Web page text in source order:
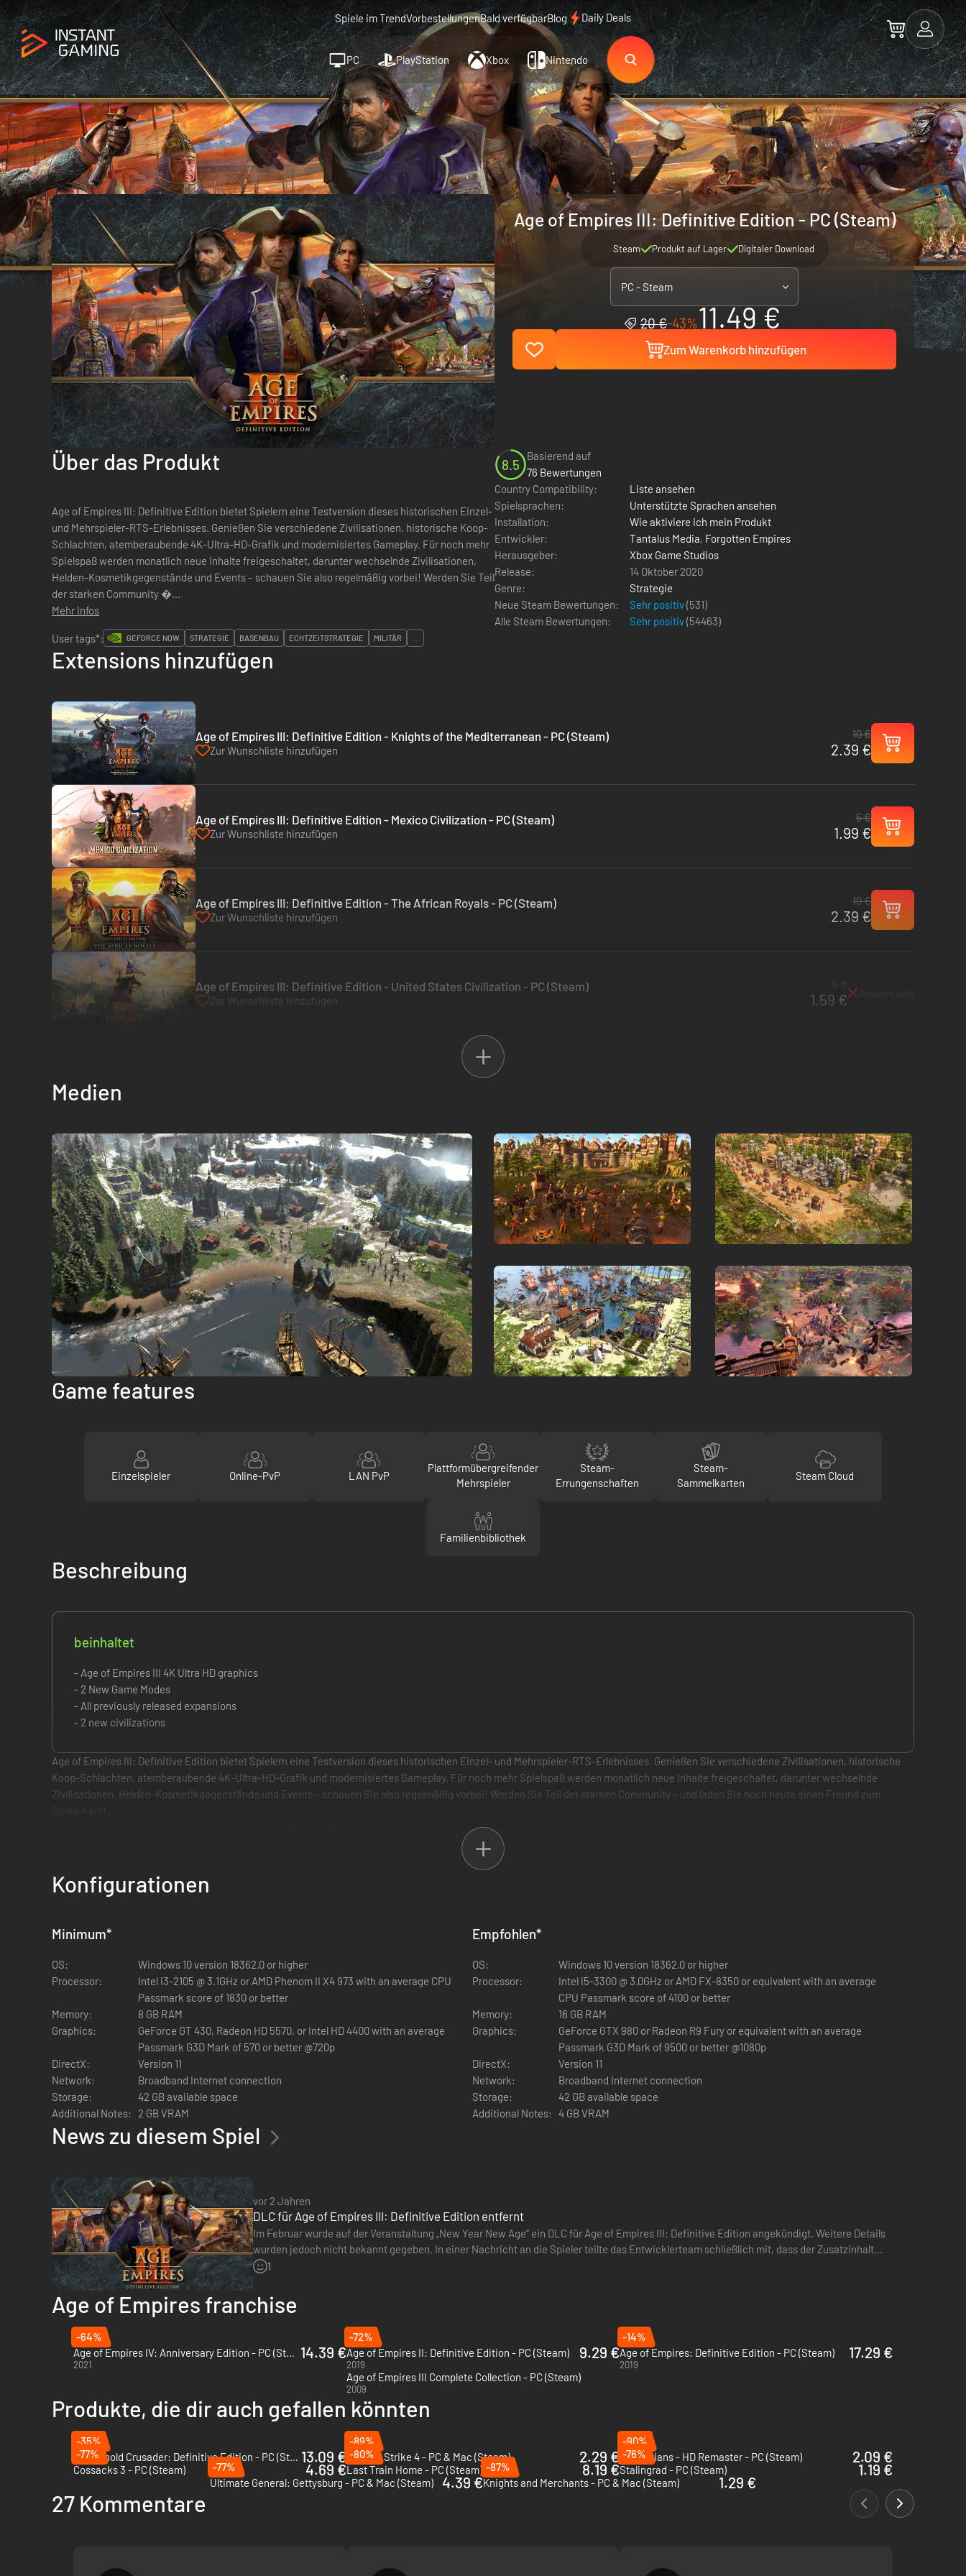
Spiele im TrendVorbestellungenBald verfügbarBlog Daily Deals
PC PlayStation Xbox Nintendo
Age of Empires III: Definitive Edition - PC (Steam)
Steam Produkt auf Lager Digitaler Download
PC - Steam
20 €-43%11.49 €
Zum Warenkorb hinzufügen
Über das Produkt
Age of Empires III: Definitive Edition bietet Spielern eine Testversion dieses historischen Einzel-
und Mehrspieler-RTS-Erlebnisses. Genießen Sie verschiedene Zivilisationen, historische Koop-
Schlachten, atemberaubende 4K-Ultra-HD-Grafik und modernisiertes Gameplay. Für noch mehr
Spielspaß werden monatlich neue Inhalte freigeschaltet, darunter wechselnde Zivilisationen,
Helden-Kosmetikgegenstände und Events – schauen Sie also regelmäßig vorbei! Werden Sie Teil
der starken Community �...
Mehr Infos
8.5
Basierend auf
76 Bewertungen
Country Compatibility:
Liste ansehen
Spielsprachen:
Unterstützte Sprachen ansehen
Installation:
Wie aktiviere ich mein Produkt
Entwickler:
Tantalus Media, Forgotten Empires
Herausgeber:
Xbox Game Studios
Release:
14 Oktober 2020
Genre:
Strategie
Neue Steam Bewertungen:
Sehr positiv(531)
Alle Steam Bewertungen:
Sehr positiv(54463)
User tags*:
GEFORCE NOW STRATEGIE BASENBAU ECHTZEITSTRATEGIE MILITÄR ...
Extensions hinzufügen
Age of Empires III: Definitive Edition - Knights of the Mediterranean - PC (Steam)
Zur Wunschliste hinzufügen
10 €
2.39 €
Age of Empires III: Definitive Edition - Mexico Civilization - PC (Steam)
Zur Wunschliste hinzufügen
5 €
1.99 €
Age of Empires III: Definitive Edition - The African Royals - PC (Steam)
Zur Wunschliste hinzufügen
10 €
2.39 €
Age of Empires III: Definitive Edition - United States Civilization - PC (Steam)
Zur Wunschliste hinzufügen 1.59 €
Medien
Game features
Einzelspieler Online-PvP LAN PvP
Plattformübergreifender
Mehrspieler
Steam-
Errungenschaften
Steam-
Sammelkarten
Steam Cloud
Familienbibliothek
Beschreibung
beinhaltet
- Age of Empires III 4K Ultra HD graphics
- 2 New Game Modes
- All previously released expansions
- 2 new civilizations
Age of Empires III: Definitive Edition bietet Spielern eine Testversion dieses historischen Einzel- und Mehrspieler-RTS-Erlebnisses. Genießen Sie verschiedene Zivilisationen, historische
Koop-Schlachten, atemberaubende 4K-Ultra-HD-Grafik und modernisiertes Gameplay. Für noch mehr Spielspaß werden monatlich neue Inhalte freigeschaltet, darunter wechselnde
Zivilisationen, Helden-Kosmetikgegenstände und Events – schauen Sie also regelmäßig vorbei! Werden Sie Teil der starken Community – und laden Sie noch heute einen Freund zum
*Hinweis: Um alle Funktionen des Spiels freizuschalten, werfen Sie einen Blick auf das ''vollständige Spiel''.
Age of Empires III: Definitive Edition vollendet die Feier einer der beliebtesten Echtzeit-Strategie-Spielereihen in definitiver Form mit verbesserten Features und modernisiertem Gameplay.
Befehligen Sie mächtige Zivilisationen in ganz Europa und Amerika oder begeben Sie sich auf die Schlachtfelder Asiens in atemberaubender 4K-Ultra-HD-Grafik und mit einem vollständig
Die Testversion bietet Zugriff auf eine rotierende Liste der 16 Zivilisationen des Basisspiels, die Sie sowohl im Einzel- als auch im Mehrspielermodus frei spielen können, einen ersten Blick
auf die ''Blut''-Kampagne aus dem Geschichtsmodus, die historische Schlacht von Algier sowie das Tutorial und die Kriegskunst-Herausforderungsmissionen, um das Spiel zu erlernen und zu
meistern.
Spielen Sie online mit Ihren Freunden oder kämpfen Sie sie mithilfe einer ausgewählten Gruppe zufälliger Karten Gefechte gegen die KI. Wie auch immer Sie spielen, Sie werden die
atemberaubende Grafik, den vollständig überarbeiteten Soundtrack und das modernisierte RTS-Gameplay in diesem dritten Teil der preisgekrönten Age of Empires-Reihe lieben.
Konfigurationen
Minimum*
OS:
Windows 10 version 18362.0 or higher
Processor:
Intel i3-2105 @ 3.1GHz or AMD Phenom II X4 973 with an average CPU
Passmark score of 1830 or better
Memory:
8 GB RAM
Graphics:
GeForce GT 430, Radeon HD 5570, or Intel HD 4400 with an average
Passmark G3D Mark of 570 or better @720p
DirectX:
Version 11
Network:
Broadband Internet connection
Storage:
42 GB available space
Additional Notes:
2 GB VRAM
Empfohlen*
OS:
Windows 10 version 18362.0 or higher
Processor:
Intel i5-3300 @ 3.0GHz or AMD FX-8350 or equivalent with an average
CPU Passmark score of 4100 or better
Memory:
16 GB RAM
Graphics:
GeForce GTX 980 or Radeon R9 Fury or equivalent with an average
Passmark G3D Mark of 9500 or better @1080p
DirectX:
Version 11
Network:
Broadband Internet connection
Storage:
42 GB available space
Additional Notes: 4 GB VRAM
News zu diesem Spiel
vor 2 Jahren
DLC für Age of Empires III: Definitive Edition entfernt
Im Februar wurde auf der Veranstaltung „New Year New Age“ ein DLC für Age of Empires III: Definitive Edition angekündigt. Weitere Details
wurden jedoch nicht bekannt gegeben. In einer Nachricht an die Spieler teilte das Entwicklerteam schließlich mit, dass der Zusatzinhalt
gestrichen wurde. Das Team…
1
Age of Empires franchise
-64%
Age of Empires IV: Anniversary Edition - PC (Steam)
2021
14.39 €
-72%
Age of Empires II: Definitive Edition - PC (Steam)
2019
9.29 €
-14%
Age of Empires: Definitive Edition - PC (Steam)
2019
17.29 €
Age of Empires III Complete Collection - PC (Steam)
2009
Produkte, die dir auch gefallen könnten
-35%
Stronghold Crusader: Definitive Edition - PC (Steam) 13.09 €
-89%
Sudden Strike 4 - PC & Mac (Steam)
2.29 €
-90%
Praetorians - HD Remaster - PC (Steam)
2.09 €
-77%
Cossacks 3 - PC (Steam)
4.69 €
-80%
Last Train Home - PC (Steam)
8.19 €
-76%
Stalingrad - PC (Steam)
1.19 €
-77%
Ultimate General: Gettysburg - PC & Mac (Steam)
4.39 €
-87%
Knights and Merchants - PC & Mac (Steam)
1.29 €
27 Kommentare